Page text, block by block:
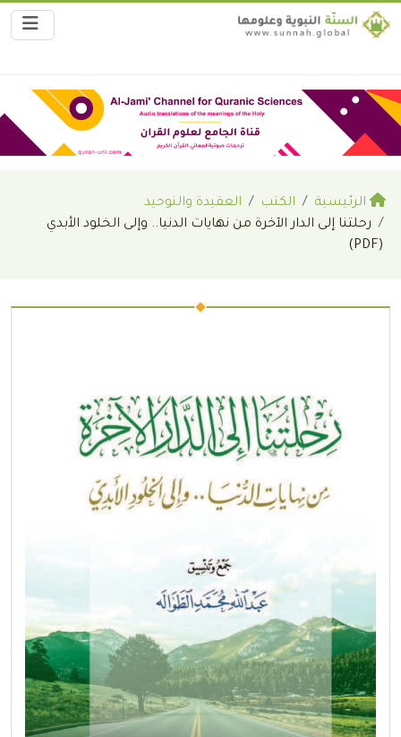
الرئيسية الكتب
العقيدة والتوحيد
رحلتنا إلى الدار الآخرة من نهايات الدنيا.. وإلى الخلود الأبدي
(PDF)